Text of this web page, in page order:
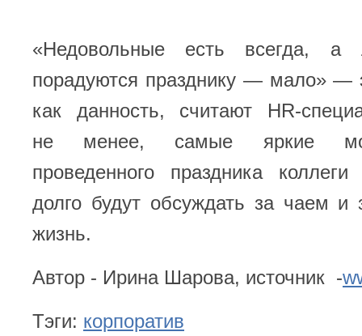
«Недовольные есть всегда, а
порадуются празднику — мало» —
как данность, считают HR-
не менее, самые яркие
проведенного праздника
долго будут обсуждать за чаем и
жизнь.
Автор - Ирина Шарова, источник -
Тэги: корпоратив